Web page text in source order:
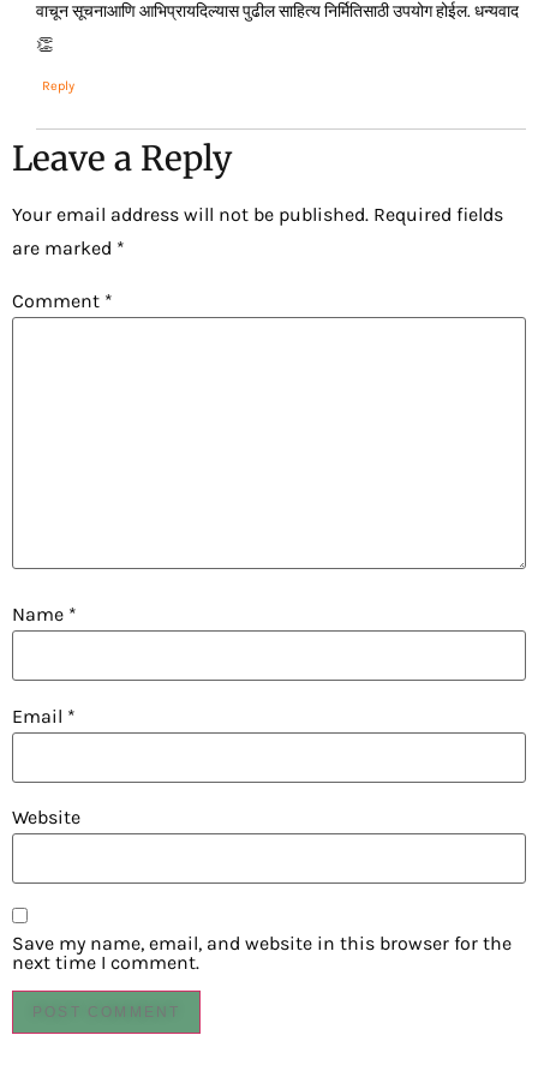
वाचून सूचनाआणि आभिप्रायदिल्यास पुढील साहित्य निर्मितिसाठी उपयोग होईल. धन्यवाद
👏
Reply
Leave a Reply
Your email address will not be published. Required fields
are marked *
Comment *
Name *
Email *
Website
Save my name, email, and website in this browser for the
next time I comment.